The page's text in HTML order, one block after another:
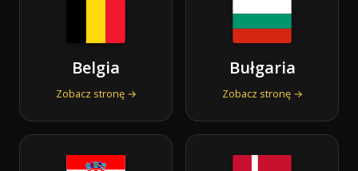
Belgia
Zobacz stronę →
Bułgaria
Zobacz stronę →